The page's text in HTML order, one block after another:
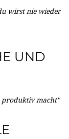
wirst nie wieder
UND
produktiv macht"